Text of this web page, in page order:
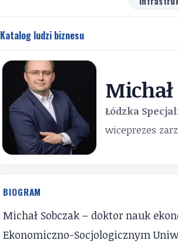
Katalog ludzi biznesu
Łódzka
wiceprezes
BIOGRAM
Michał Sobczak – doktor nauk
Ekonomiczno-Socjologicznym